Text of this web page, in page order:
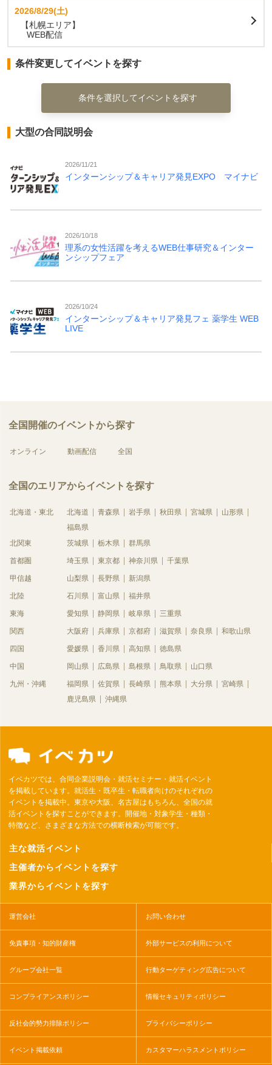
2026/8/29(土)
【札幌エリア】
WEB配信
条件変更してイベントを探す
条件を選択してイベントを探す
大型の合同説明会
2026/11/21
インターンシップ＆キャリア発見EXPO マイナビ
2026/10/18
理系の女性活躍を考えるWEB仕事研究＆インター
ンシップフェア
2026/10/24
インターンシップ＆キャリア発見フェ 薬学生 WEB
LIVE
全国開催のイベントから探す
オンライン 動画配信 全国
全国のエリアからイベントを探す
北海道・東北 北海道 青森県 岩手県 秋田県 宮城県
山形県
福島県
北関東
茨城県 栃木県 群馬県
首都圏 埼玉県 東京都 神奈川県 千葉県
甲信越 山梨県 長野県 新潟県
北陸 石川県 富山県 福井県
東海 愛知県 静岡県 岐阜県 三重県
関西 大阪府 兵庫県 京都府 滋賀県 奈良県 和歌山県
四国 愛媛県 香川県 高知県 徳島県
中国 岡山県 広島県 島根県 鳥取県 山口県
九州・沖縄 福岡県 佐賀県 長崎県 熊本県 大分県
宮崎県
鹿児島県
沖縄県
イベカツでは、合同企業説明会・就活セミナー・就活イベント
を掲載しています。就活生・既卒生・転職者向けのそれぞれの
イベントを掲載中。東京や大阪、名古屋はもちろん、全国の就
活イベントを探すことができます。開催地・対象学生・種類・
特徴など、さまざまな方法での横断検索が可能です。
主な就活イベント
主催者からイベントを探す
業界からイベントを探す
運営会社 お問い合わせ
免責事項・知的財産権 外部サービスの利用について
グループ会社一覧 行動ターゲティング広告について
コンプライアンスポリシー 情報セキュリティポリシー
反社会的勢力排除ポリシー プライバシーポリシー
イベント掲載依頼 カスタマーハラスメントポリシー